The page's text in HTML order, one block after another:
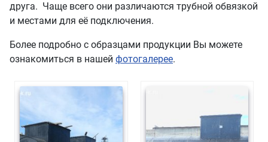
друга. Чаще всего они различаются трубной обвязкой
и местами для её подключения.
Более подробно с образцами продукции Вы можете
ознакомиться в нашей фотогалерее.